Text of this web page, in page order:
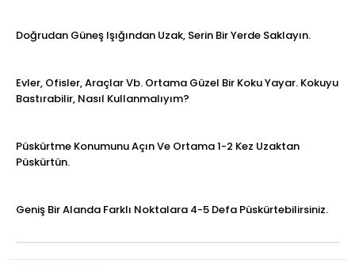
Doğrudan Güneş Işığından Uzak, Serin Bir Yerde Saklayın.
Evler, Ofisler, Araçlar Vb. Ortama Güzel Bir Koku Yayar. Kokuyu
Bastırabilir, Nasıl Kullanmalıyım?
Püskürtme Konumunu Açın Ve Ortama 1-2 Kez Uzaktan
Püskürtün.
Geniş Bir Alanda Farklı Noktalara 4-5 Defa Püskürtebilirsiniz.